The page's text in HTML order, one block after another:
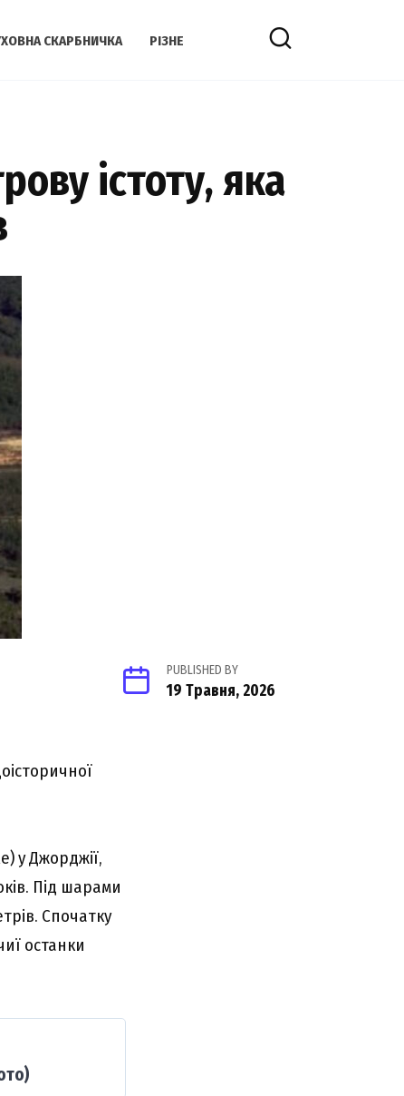
СКАРБНИЧКА РІЗНЕ
істоту, яка
PUBLISHED BY
19 Травня, 2026
у Джорджії,
Під шарами
Спочатку
останки